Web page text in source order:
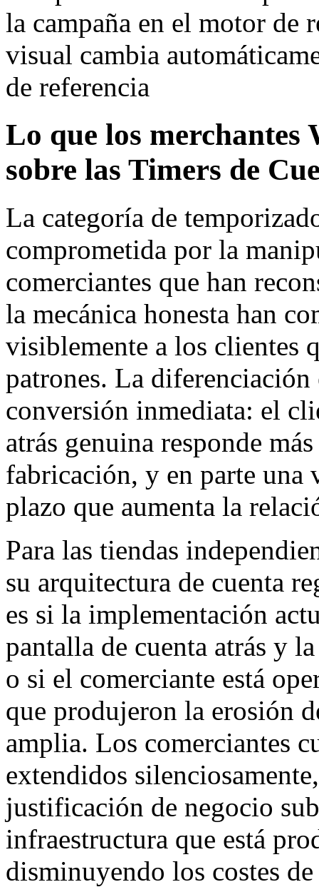
la campaña en el motor de
visual cambia
de referencia
Lo que los merchantes
sobre las Timers de
La categoría de
comprometida por la
comerciantes que han
la mecánica honesta han
visiblemente a los clientes
patrones. La diferenciación
conversión inmediata: el
atrás genuina responde
fabricación, y en parte una
plazo que aumenta la
Para las tiendas
su arquitectura de cuenta
es si la implementación
pantalla de cuenta atrás y
o si el comerciante está
que produjeron la erosión
amplia. Los comerciantes
extendidos
justificación de negocio
infraestructura que está
disminuyendo los costes